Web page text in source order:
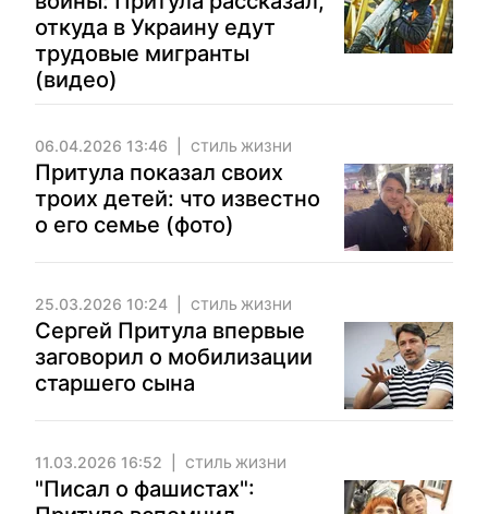
откуда в Украину едут
трудовые мигранты
(видео)
06.04.2026 13:46 СТИЛЬ ЖИЗНИ
Притула показал своих
троих детей: что известно
о его семье (фото)
25.03.2026 10:24 СТИЛЬ ЖИЗНИ
Сергей Притула впервые
заговорил о мобилизации
старшего сына
11.03.2026 16:52 СТИЛЬ ЖИЗНИ
"Писал о фашистах":